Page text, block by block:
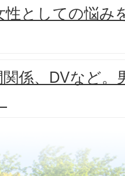
性としての悩み
係、DVなど